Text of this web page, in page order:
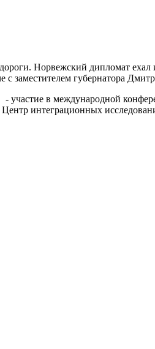
Норвежский дипломат
с заместителем губернатора
участие в международной
интеграционных